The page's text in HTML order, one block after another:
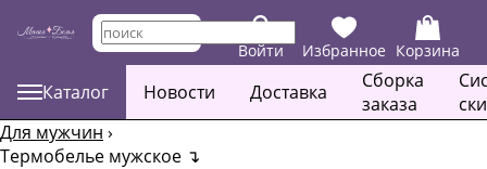
Войти Избранное Корзина
Каталог Новости Доставка
Сборка
заказа
Для мужчин ›
Термобелье мужское ↴